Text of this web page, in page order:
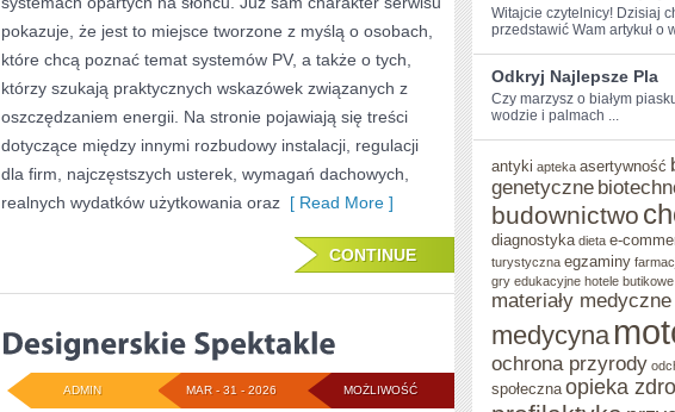
I
OPTYMALIZACJA
pokazuje, że jest to miejsce tworzone z myślą o osobach,
które chcą poznać temat systemów PV, a także o tych,
którzy szukają praktycznych wskazówek związanych z
oszczędzaniem energii. Na stronie pojawiają się treści
dotyczące między innymi rozbudowy instalacji, regulacji
dla firm, najczęstszych usterek, wymagań dachowych,
realnych wydatków użytkowania oraz [ Read More ]
CONTINUE
MOŻLIWOŚĆ
MAR - 31 - 2026
ADMIN
Witajcie czytelnicy! Dzisiaj
przedstawić ⁢Wam artykuł⁢ o
Odkryj Najlepsze Pla
Czy marzysz o białym
wodzie i palmach ...
antyki apteka asertywność
genetyczne
budownictwo
diagnostyka dieta e-
turystyczna egzaminy
gry edukacyjne hotele butikowe
materiały medyczne
medycyna
ochrona przyrody
społeczna opieka